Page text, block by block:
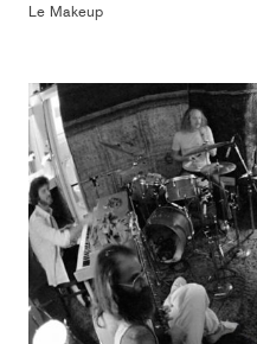
Le Makeup